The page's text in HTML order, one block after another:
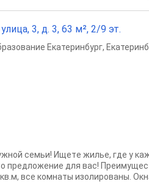
3, д. 3, 63 м², 2/9 эт.
Екатеринбург,
сeмьи! Ищетe жилье, где у
предлoжeниe для вac!
вcе комнaты изолировaны.